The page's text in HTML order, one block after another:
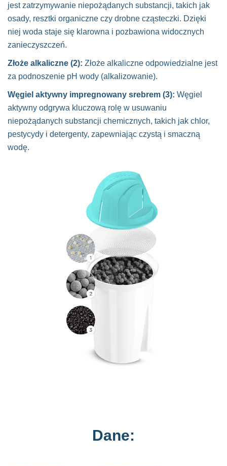
jest zatrzymywanie niepożądanych substancji, takich jak
osady, resztki organiczne czy drobne cząsteczki. Dzięki
niej woda staje się klarowna i pozbawiona widocznych
zanieczyszczeń.
Złoże alkaliczne (2): Złoże alkaliczne odpowiedzialne jest
za podnoszenie pH wody (alkalizowanie).
Węgiel aktywny impregnowany srebrem (3): Węgiel
aktywny odgrywa kluczową rolę w usuwaniu
niepożądanych substancji chemicznych, takich jak chlor,
pestycydy i detergenty, zapewniając czystą i smaczną
wodę.
Dane: